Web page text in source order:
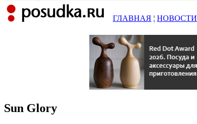
ГЛАВНАЯ ¦ НОВОСТИ
Sun Glory